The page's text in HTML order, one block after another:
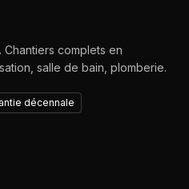
Chantiers complets en
salle de bain, plomberie.
décennale